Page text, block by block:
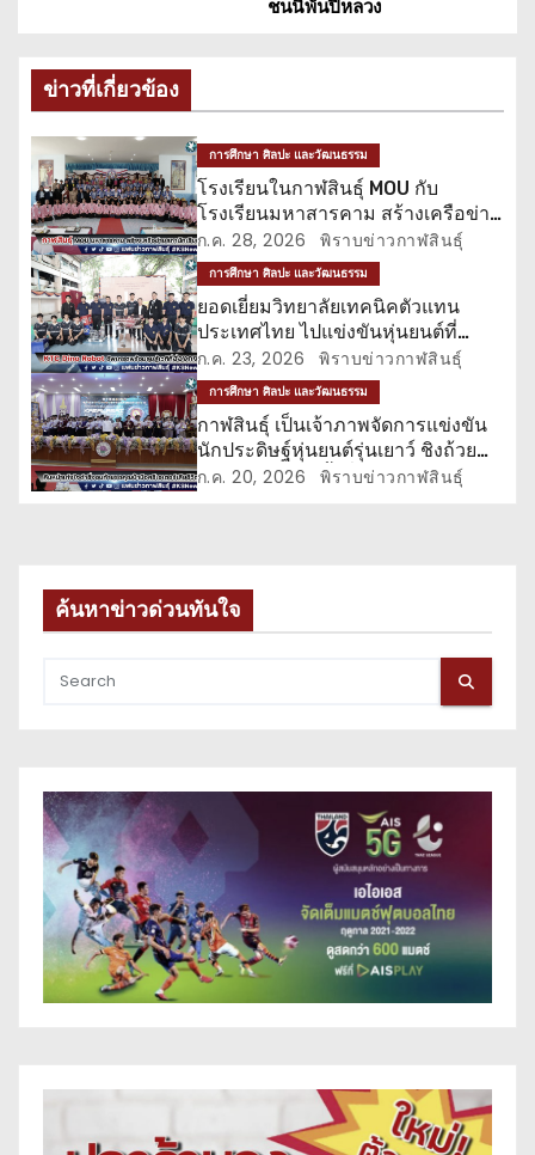
แ
น
ว
เ
รื่
อ
ง
ชนนีพันปีหลวง
ข่าวที่เกี่ยวข้อง
การศึกษา ศิลปะ และวัฒนธรรม
โรงเรียนในกาฬสินธุ์ MOU กับ
โรงเรียนมหาสารคาม สร้างเครือข่าย
สภานักเรียน
ก.ค. 28, 2026 พิราบข่าวกาฬสินธุ์
การศึกษา ศิลปะ และวัฒนธรรม
ยอดเยี่ยมวิทยาลัยเทคนิคตัวแทน
ประเทศไทย ไปแข่งขันหุ่นยนต์ที่
ฮ่องกง
ก.ค. 23, 2026 พิราบข่าวกาฬสินธุ์
การศึกษา ศิลปะ และวัฒนธรรม
กาฬสินธุ์ เป็นเจ้าภาพจัดการแข่งขัน
นักประดิษฐ์หุ่นยนต์รุ่นเยาว์ ชิงถ้วย
พระราชทาน ครั้งที่ 11
ก.ค. 20, 2026 พิราบข่าวกาฬสินธุ์
ค้นหาข่าวด่วนทันใจ